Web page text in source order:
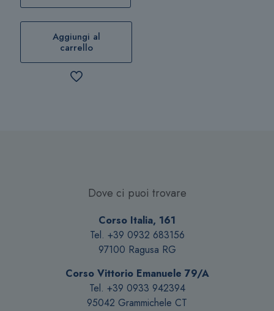
Aggiungi al
carrello
Dove ci puoi trovare
Corso Italia, 161
Tel. +39 0932 683156
97100 Ragusa RG
Corso Vittorio Emanuele 79/A
Tel. +39 0933 942394
95042 Grammichele CT